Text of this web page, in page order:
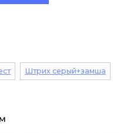
Штрих серый+замша